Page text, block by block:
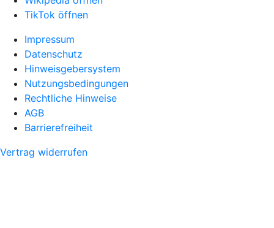
TikTok öffnen
Impressum
Datenschutz
Hinweisgebersystem
Nutzungsbedingungen
Rechtliche Hinweise
AGB
Barrierefreiheit
Vertrag widerrufen